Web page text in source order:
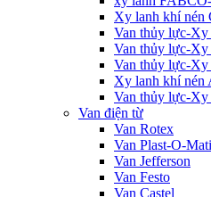
Xy lanh khí nén
Van thủy lực-
Van thủy lực-Xy
Van thủy lực-Xy
Xy lanh khí nén
Van thủy lực-Xy
Van điện từ
Van Rotex
Van Plast-O-
Van Jefferson
Van Festo
Van Castel